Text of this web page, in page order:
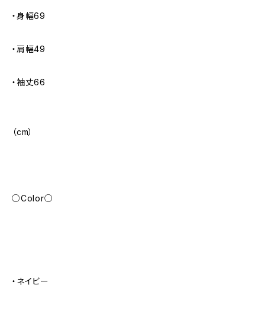
・身幅69
・肩幅49
・袖丈66
（cm）
○Color○
・ネイビー